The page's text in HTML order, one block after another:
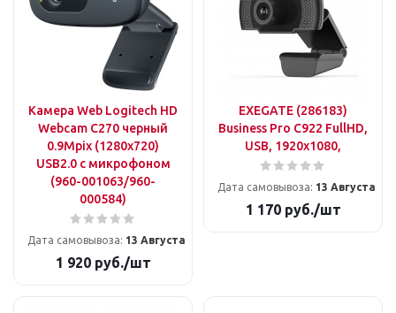
Камера Web Logitech HD
Webcam C270 черный
0.9Mpix (1280x720)
USB2.0 с микрофоном
(960-001063/960-
000584)
Дата самовывоза: 13 Августа
1 920руб./шт
EXEGATE (286183)
Business Pro C922 FullHD,
USB, 1920х1080,
Дата самовывоза: 13 Августа
1 170руб./шт